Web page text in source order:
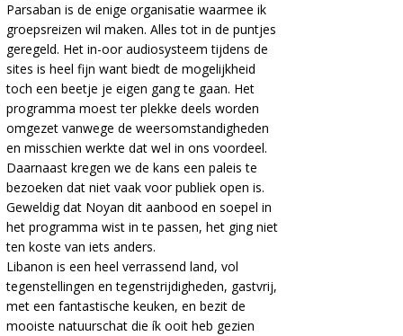
Parsaban is de enige organisatie waarmee ik
groepsreizen wil maken. Alles tot in de puntjes
geregeld. Het in-oor audiosysteem tijdens de
sites is heel fijn want biedt de mogelijkheid
toch een beetje je eigen gang te gaan. Het
programma moest ter plekke deels worden
omgezet vanwege de weersomstandigheden
en misschien werkte dat wel in ons voordeel.
Daarnaast kregen we de kans een paleis te
bezoeken dat niet vaak voor publiek open is.
Geweldig dat Noyan dit aanbood en soepel in
het programma wist in te passen, het ging niet
ten koste van iets anders.
Libanon is een heel verrassend land, vol
tegenstellingen en tegenstrijdigheden, gastvrij,
met een fantastische keuken, en bezit de
mooiste natuurschat die ík ooit heb gezien